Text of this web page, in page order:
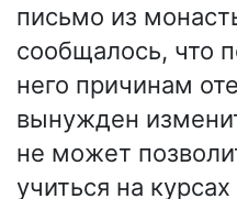
письмо из
сообщалось, что
него причинам
вынужден
не может
учиться на